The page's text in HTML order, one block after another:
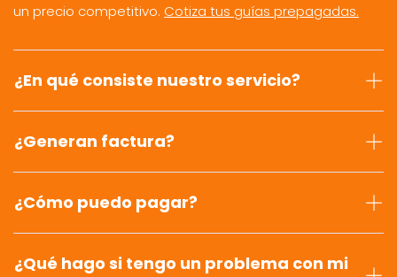
un precio competitivo. Cotiza tus guías prepagadas.
¿En qué consiste nuestro servicio?
¿Generan factura?
¿Cómo puedo pagar?
¿Qué hago si tengo un problema con mi